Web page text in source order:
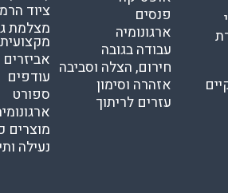
פנסים
ארגונומיה
עבודה בגובה
חירום, הצלה וסביבה
אזהרה וסימון
עזרים לריתוך
ציוד
מצלמת
מקצועית
עודפים
ספורט
מוצרים
נעילה